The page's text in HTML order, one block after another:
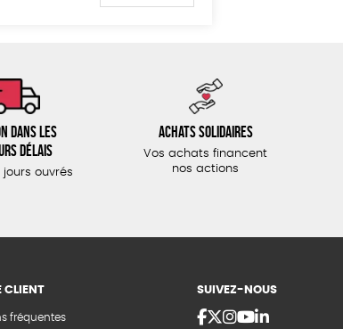
dans les
délais
jours ouvrés
Achats solidaires
Vos achats financent
nos actions
CLIENT
fréquentes
SUIVEZ-NOUS